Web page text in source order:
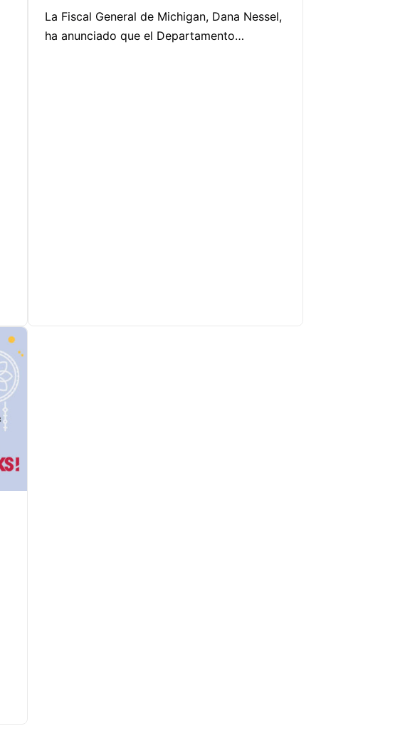
La Fiscal General de Michigan, Dana Nessel,
ha anunciado que el Departamento…